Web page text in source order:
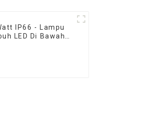
IP66 - Lampu
LED Di Bawah